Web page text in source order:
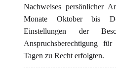
Nachweises persönlicher
Monate Oktober bis
Einstellungen der
Anspruchsberechtigung
Tagen zu Recht erfolgten.